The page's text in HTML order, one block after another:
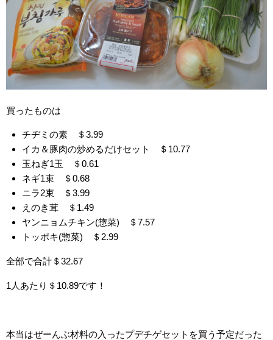
買ったものは
チヂミの素 ＄3.99
イカ＆豚肉の炒めるだけセット ＄10.77
玉ねぎ1玉 ＄0.61
ネギ1束 ＄0.68
ニラ2束 ＄3.99
えのき茸 ＄1.49
ヤンニョムチキン(惣菜) ＄7.57
トッポキ(惣菜) ＄2.99
全部で合計＄32.67
1人あたり＄10.89です！
本当はぜーんぶ材料の入ったプデチゲセットを買う予定だった